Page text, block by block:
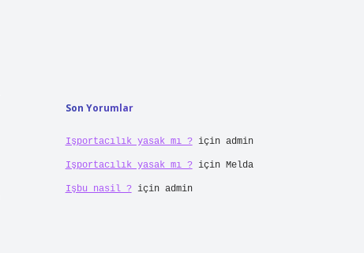
Son Yorumlar
Işportacılık yasak mı ?için admin
Işportacılık yasak mı ?için Melda
Işbu nasil ?için admin